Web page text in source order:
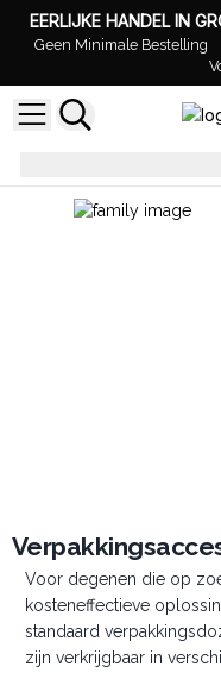
EERLIJKE HANDEL IN
Geen Minimale Bestelling
Voor degenen die op
kosteneffectieve
standaard
zijn verkrijgbaar in